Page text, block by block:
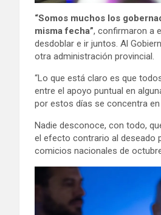
“Somos muchos los
misma fecha”, confirmaron a
desdoblar e ir juntos. Al
otra administración provincial.
“Lo que está claro es que
entre el apoyo puntual en
por estos días se concentra
Nadie desconoce, con todo,
el efecto contrario al deseado
comicios nacionales de